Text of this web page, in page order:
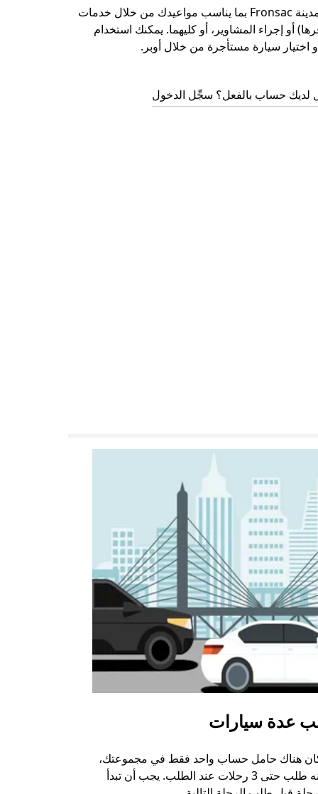
حقِّق الأرباح في مدينة Fronsac بما يناسب مواعيدك من خلال خدمات
أو إجراء المشاوير، أو كليهما. يمكنك استخدام
اختيار سيارة مستأجرة من خلال أوبر.
لديك حساب بالفعل؟ سجِّل الدخول
عدة سيارات
كان هناك حامل حساب واحد فقط في مجموعتك،
يمكنه طلب حتى 3 رحلات عند الطلب. يجب أن تبدأ